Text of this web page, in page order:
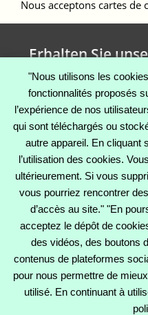
Nous acceptons cartes de
Erhalten Sie
CATÉGORIES
UNTERNEHMEN
IHR KONTO
SHOP-EINSTELLUNGEN
"Nous utilisons les
fonctionnalités proposés
l’expérience de nos
qui sont téléchargés ou
autre appareil. En cliquant
l’utilisation des cookies.
ultérieurement. Si vous
vous pourriez rencontrer
d’accès au site." "En
acceptez le dépôt de
des vidéos, des boutons
contenus de plateformes
pour nous permettre de
utilisé. En continuant à